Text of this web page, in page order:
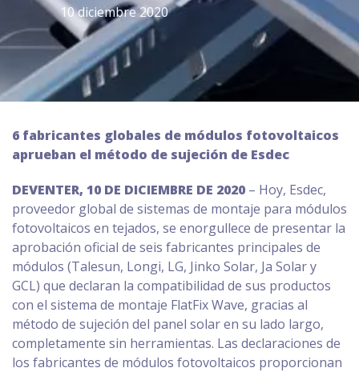
10 diciembre 2020
6 fabricantes globales de módulos fotovoltaicos
aprueban el método de sujeción de Esdec
DEVENTER, 10 DE DICIEMBRE DE 2020 – Hoy, Esdec,
proveedor global de sistemas de montaje para módulos
fotovoltaicos en tejados, se enorgullece de presentar la
aprobación oficial de seis fabricantes principales de
módulos (Talesun, Longi, LG, Jinko Solar, Ja Solar y
GCL) que declaran la compatibilidad de sus productos
con el sistema de montaje FlatFix Wave, gracias al
método de sujeción del panel solar en su lado largo,
completamente sin herramientas. Las declaraciones de
los fabricantes de módulos fotovoltaicos proporcionan